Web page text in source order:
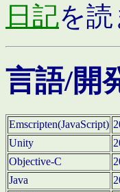
日記を
言語/開
Emscripten(JavaScript)
Unity
Objective-C
Java